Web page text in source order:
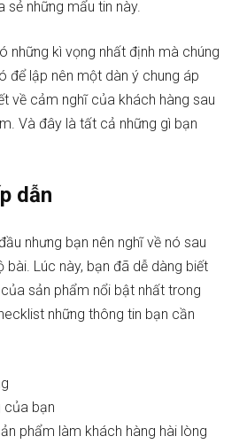
sẻ những mẩu tin này.
những kì vọng nhất định mà chúng
để lập nên một dàn ý chung áp
về cảm nghĩ của khách hàng sau
Và đây là tất cả những gì bạn
dẫn
nhưng bạn nên nghĩ về nó sau
bài. Lúc này, bạn đã dễ dàng biết
sản phẩm nổi bật nhất trong
những thông tin bạn cần
của bạn
phẩm làm khách hàng hài lòng